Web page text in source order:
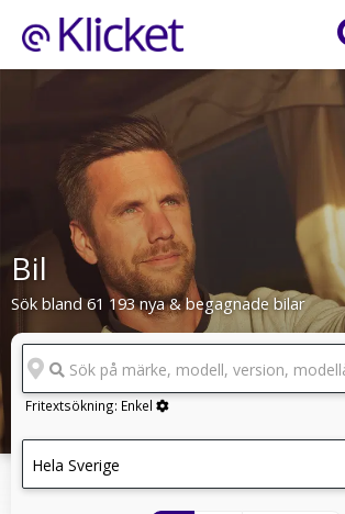
Bil
Sök bland 61 193 nya & begagnade bilar
Sök på märke, modell, version,
Fritextsökning: Enkel
Hela Sverige